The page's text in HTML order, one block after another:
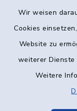
Wir weisen
Cookies
Website zu
weiterer
Weitere